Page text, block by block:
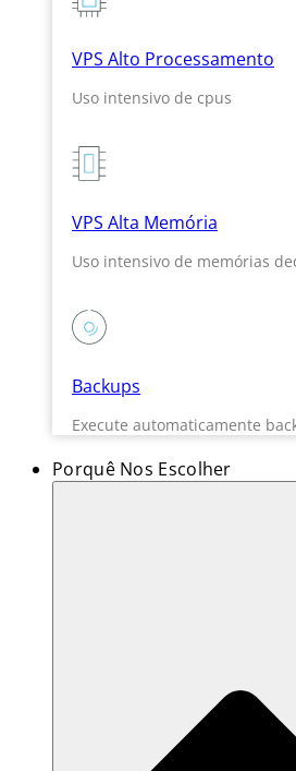
VPS Alto Processamento
Uso intensivo de cpus
VPS Alta Memória
Uso intensivo de memórias
Backups
Execute automaticamente
Porquê Nos Escolher